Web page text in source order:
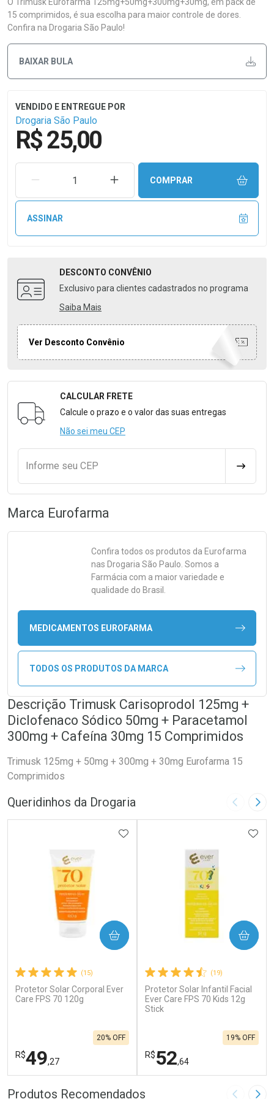
15 comprimidos, é sua escolha para maior controle de dores.
Confira na Drogaria São Paulo!
BAIXAR BULA
Drogaria São Paulo
R$ 25,00
REMOVER UMA UNIDADEAUMENTAR UMA UNIDADE
COMPRAR
ASSINAR
DESCONTO CONVÊNIO
Exclusivo para clientes cadastrados no programa
Saiba Mais
Ver Desconto Convênio
Formulário para Calcular o Frete
CALCULAR FRETE
Calcule o prazo e o valor das suas entregas
Não sei meu CEP
Informe seu CEP
Marca Eurofarma
Confira todos os produtos da Eurofarma
nas Drogaria São Paulo. Somos a
Farmácia com a maior variedade e
qualidade do Brasil.
MEDICAMENTOS EUROFARMA
TODOS OS PRODUTOS DA MARCA
Descrição Trimusk Carisoprodol 125mg +
Diclofenaco Sódico 50mg + Paracetamol
300mg + Cafeína 30mg 15 Comprimidos
Trimusk 125mg + 50mg + 300mg + 30mg Eurofarma 15
Comprimidos
Queridinhos da Drogaria Imagem
(15)
Protetor Solar Corporal Ever
Care FPS 70 120g
R$49,27
20% OFF
ADICIONAR AOS FAVORITOS
COMPRAR
FECHAR
FECHAR
(19)
Protetor Solar Infantil Facial
Ever Care FPS 70 Kids 12g
Stick
R$52,64
19% OFF
COMPRAR
Produtos Recomendados